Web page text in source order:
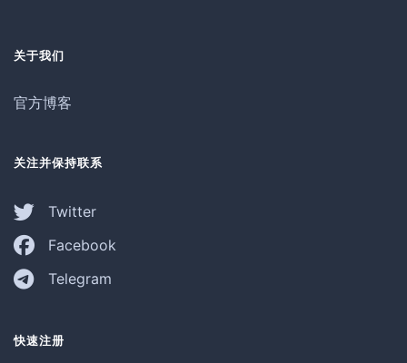
关于我们
官方博客
关注并保持联系
Twitter
Facebook
Telegram
快速注册